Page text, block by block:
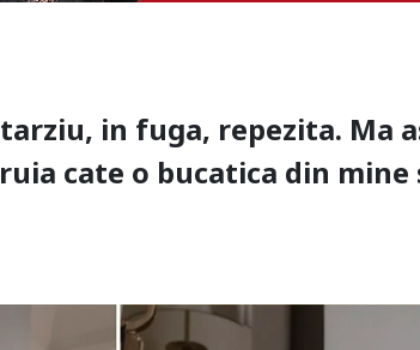
in fuga, repezita. Ma
cate o bucatica din mine